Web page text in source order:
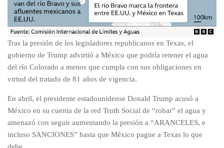
Tras la presión de los legisladores republicanos en Texas, el
gobierno de Trump advirtió a México que podría retener el agua
del río Colorado a menos que cumpla con sus obligaciones en
virtud del tratado de 81 años de vigencia.
En abril, el presidente estadounidense Donald Trump acusó a
México en su cuenta de la red Truth Social de “robar” el agua y
amenazó con seguir aumentando la presión a “ARANCELES, e
incluso SANCIONES” hasta que México pague a Texas lo que